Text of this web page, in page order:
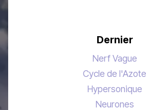
Dernier
Nerf Vague
Cycle de l'Azote
Hypersonique
Neurones